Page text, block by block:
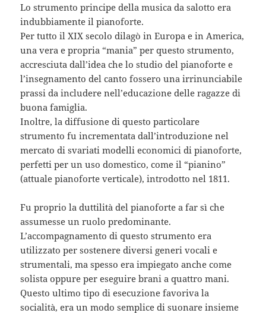
Lo strumento principe della musica da salotto era
indubbiamente il pianoforte.
Per tutto il XIX secolo dilagò in Europa e in America,
una vera e propria “mania” per questo strumento,
accresciuta dall’idea che lo studio del pianoforte e
l’insegnamento del canto fossero una irrinunciabile
prassi da includere nell’educazione delle ragazze di
buona famiglia.
Inoltre, la diffusione di questo particolare
strumento fu incrementata dall’introduzione nel
mercato di svariati modelli economici di pianoforte,
perfetti per un uso domestico, come il “pianino”
(attuale pianoforte verticale), introdotto nel 1811.
Fu proprio la duttilità del pianoforte a far sì che
assumesse un ruolo predominante.
L’accompagnamento di questo strumento era
utilizzato per sostenere diversi generi vocali e
strumentali, ma spesso era impiegato anche come
solista oppure per eseguire brani a quattro mani.
Questo ultimo tipo di esecuzione favoriva la
socialità, era un modo semplice di suonare insieme